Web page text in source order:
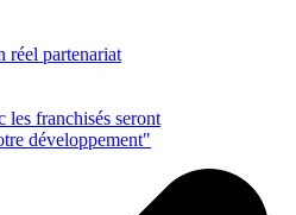
réel partenariat
les franchisés seront
développement"